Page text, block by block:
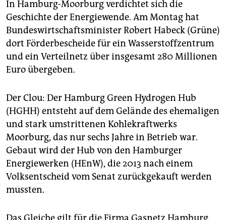
abo
genossenschaft
epaper login
In Hamburg-Moorburg verdichtet sich die
Geschichte der Energiewende. Am Montag hat
Bundeswirtschaftsminister Robert Habeck (Grüne)
dort Förderbescheide für ein Wasserstoffzentrum
und ein Verteilnetz über insgesamt 280 Millionen
Euro übergeben.
Der Clou: Der Hamburg Green Hydrogen Hub
(HGHH) entsteht auf dem Gelände des ehemaligen
und stark umstrittenen Kohlekraftwerks
Moorburg, das nur sechs Jahre in Betrieb war.
Gebaut wird der Hub von den Hamburger
Energiewerken (HEnW), die 2013 nach einem
Volksentscheid vom Senat zurückgekauft werden
mussten.